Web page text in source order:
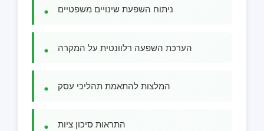
ניתוח השפעת שינויים משפטיים
הערכת השפעה רלוונטית על המקרה
המלצות להתאמת תהליכי עסק
התראות סיכון ציות